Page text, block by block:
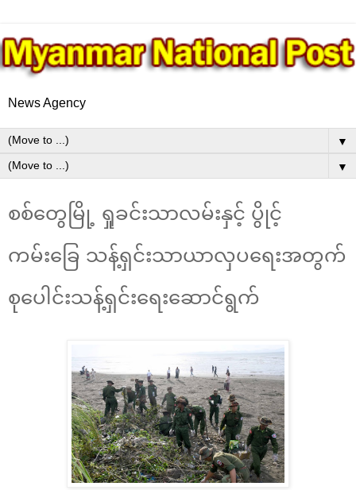
News Agency
▼
▼
စစ်တွေမြို့ ရှုခင်းသာလမ်းနှင့် ပွိုင့်
ကမ်းခြေ သန့်ရှင်းသာယာလှပရေးအတွက်
စုပေါင်းသန့်ရှင်းရေးဆောင်ရွက်